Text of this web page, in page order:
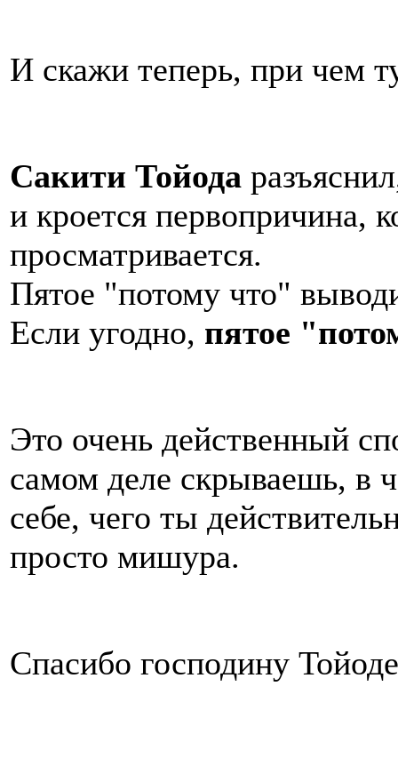
И скажи теперь, при чем
Сакити Тойодa
и кроется первопричина,
просматривается.
Пятое "потому что"
Если угодно, пятое
Это очень действенный
самом деле скрываешь, в
себе, чего ты
просто мишура.
Спасибо господину